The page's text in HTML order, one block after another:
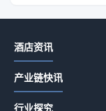
酒店资讯
产业链快讯
行业探究